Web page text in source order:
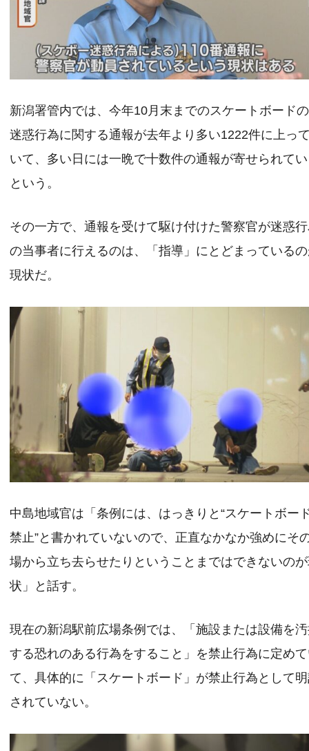
新潟署管内では、今年10月末までのスケートボードの
迷惑行為に関する通報が去年より多い1222件に上っ
いて、多い日には一晩で十数件の通報が寄せられて
という。
その一方で、通報を受けて駆け付けた警察官が迷惑
の当事者に行えるのは、「指導」にとどまっている
現状だ。
中島地域官は「条例には、はっきりと“スケートボー
禁止”と書かれていないので、正直なかなか強めにそ
場から立ち去らせたりということまではできないの
状」と話す。
現在の新潟駅前広場条例では、「施設または設備を
する恐れのある行為をすること」を禁止行為に定め
て、具体的に「スケートボード」が禁止行為として
されていない。